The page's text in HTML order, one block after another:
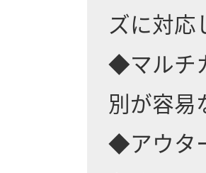
ズに対応
◆マルチ
別が容易
◆アウタ